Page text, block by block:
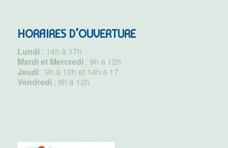
HORAIRES D’OUVERTURE
Lundi : 14h à 17h
Mardi et Mercredi : 9h à 12h
Jeudi : 9h à 12h et 14h à 17
Vendredi : 9h à 12h